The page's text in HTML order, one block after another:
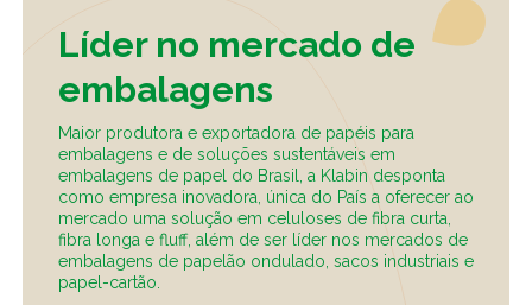
Caiubi
VER A LISTA COMPLETA
Líder no mercado de
embalagens
Maior produtora e exportadora de papéis para
embalagens e de soluções sustentáveis em
embalagens de papel do Brasil, a Klabin desponta
como empresa inovadora, única do País a oferecer ao
mercado uma solução em celuloses de fibra curta,
fibra longa e fluff, além de ser líder nos mercados de
embalagens de papelão ondulado, sacos industriais e
papel-cartão.